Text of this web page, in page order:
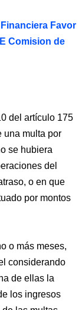
Favor
Comision de
del artículo 175
una multa por
se hubiera
del
o en que
por montos
o más meses,
considerando
de ellas la
los ingresos